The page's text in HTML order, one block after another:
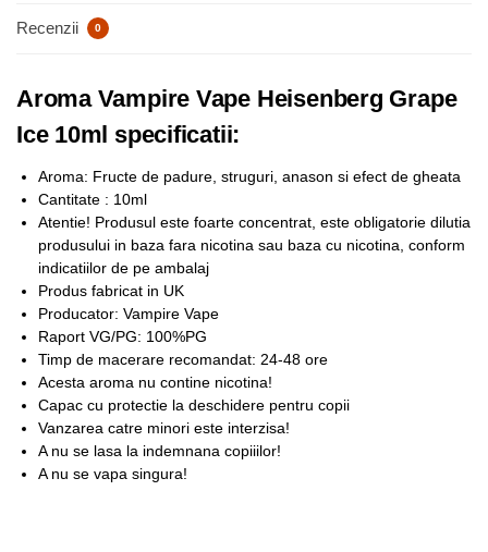
Recenzii 0
Aroma Vampire Vape Heisenberg Grape
Ice 10ml specificatii:
Aroma: Fructe de padure, struguri, anason si efect de gheata
Cantitate : 10ml
Atentie! Produsul este foarte concentrat, este obligatorie dilutia
produsului in baza fara nicotina sau baza cu nicotina, conform
indicatiilor de pe ambalaj
Produs fabricat in UK
Producator: Vampire Vape
Raport VG/PG: 100%PG
Timp de macerare recomandat: 24-48 ore
Acesta aroma nu contine nicotina!
Capac cu protectie la deschidere pentru copii
Vanzarea catre minori este interzisa!
A nu se lasa la indemnana copiiilor!
A nu se vapa singura!